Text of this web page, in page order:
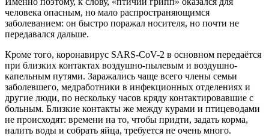
человека опасным, но мало распространяющимся
заболеванием: он быстро поражал носителя, но почти не
передавался дальше.
Кроме того, коронавирус SARS-CoV-2 в основном передаётся
при близких контактах воздушно-пылевым и воздушно-
капельным путями. Заражались чаще всего члены семьи
заболевшего, медработники в инфекционных отделениях и
другие люди, по нескольку часов кряду контактировавшие с
больным. Близкие контакты же между курами и птицеводами
не происходят: времени на то, чтобы придти, задать корма,
налить воды и собрать яйца, требуется не очень много.